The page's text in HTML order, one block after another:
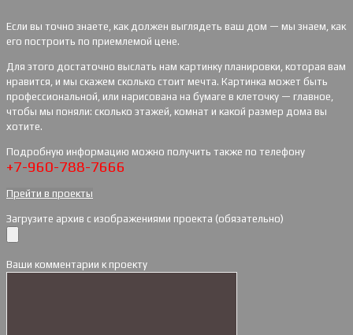
Если вы точно знаете, как должен выглядеть ваш дом — мы знаем, как
его построить по приемлемой цене.
Для этого достаточно выслать нам картинку планировки, которая вам
нравится, и мы скажем сколько стоит мечта. Картинка может быть
профессиональной, или нарисована на бумаге в клеточку — главное,
чтобы мы поняли: сколько этажей, комнат и какой размер дома вы
хотите.
Подробную информацию можно получить также по телефону
+7-960-788-7666
Прейти в проекты
Загрузите архив с изображениями проекта (обязательно)
Ваши комментарии к проекту